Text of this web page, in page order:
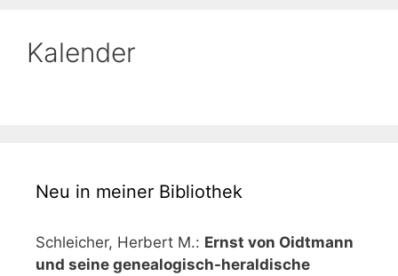
Kalender
Neu in meiner Bibliothek
Schleicher, Herbert M.: Ernst von Oidtmann
und seine genealogisch-heraldische